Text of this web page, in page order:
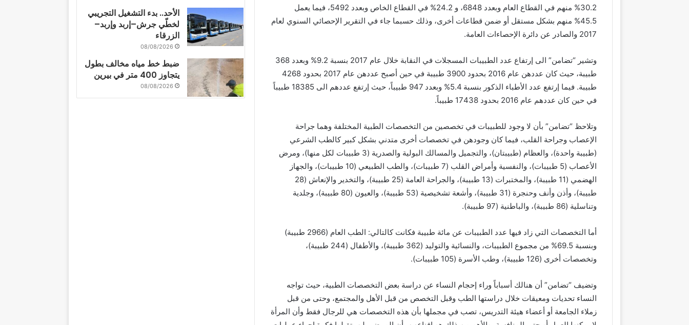
30.2% منهم في القطاع العام وبعدد 6848، و 24.2% في القطاع الخاص وبعدد 5492، فيما يعمل
45.5% منهم بشكل مستقل أو ضمن قطاعات أخرى، وذلك حسبما جاء في التقرير الإحصائي السنوي لعام
2017 والصادر عن دائرة الإحصاءات العامة.
وتشير “تضامن” الى إرتفاع عدد الطبيبات المسجلات في النقابة خلال عام 2017 بنسبة 9.2% وبعدد 368
طبيبة، حيث كان عددهن عام 2016 بحدود 3900 طبيبة في حين أصبح عددهن عام 2017 بحدود 4268
طبيبة. فيما إرتفع عدد الأطباء الذكور بنسبة 5.4% وبعدد 947 طبيباً، حيث إرتفع عددهم الى 18385 طبيباً
في حين كان عددهم عام 2016 بحدود 17438 طبيباً.
وتلاحظ “تضامن” بأن لا وجود للطبيبات في تخصصين من التخصصات الطبية المختلفة وهما جراحة
الإعصاب وجراحة القلب، فيما كان وجودهن في تخصصات أخرى متدني بشكل كبير كالطب الشرعي
(طبيبة واحدة)، والعظام (طبيبتان)، والتجميل والمسالك البولية والصدرية (3 طبيبات لكل منها)، ومرض
الأعصاب (5 طبيبات)، والنفسية وأمراض القلب (7 طبيبات)، والطب الطبيعي (10 طبيبات)، والجهاز
الهضمي (11 طبيبة)، والمختبرات (13 طبيبة)، والجراحة العامة (25 طبيبة)، والتخدير والإنعاش (28
طبيبة)، وأذن وأنف وحنجرة (31 طبيبة)، وأشعة تشخيصية (53 طبيبة)، والعيون (80 طبيبة)، وجلدية
وتناسلية (86 طبيبة)، والباطنية (97 طبيبة).
أما التخصصات التي زاد فيها عدد الطبيبات عن مائة طبيبة فكانت كالتالي: الطب العام (2966 طبيبة)
وبنسبة 69.5% من مجموع الطبيبات، والنسائية والتوليد (362 طبيبة)، والأطفال (244 طبيبة)،
وتخصصات أخرى (126 طبيبة)، وطب الأسرة (105 طبيبات).
وتضيف “تضامن” أن هنالك أسباباً وراء إحجام النساء عن دراسة بعض التخصصات الطبية، حيث تواجه
النساء تحديات ومعيقات خلال دراستها الطب وقبل التخصص من قبل الأهل والمجتمع، وحتى من قبل
زملاء الجامعة أو أعضاء هيئة التدريس، تصب في مجملها بأن هذه التخصصات هي للرجال فقط وأن المرأة
الأحد.. بدء التشغيل التجريبي
لخطّي جرش–إربد وإربد–
الزرقاء
08/08/2026
ضبط خط مياه مخالف بطول
يتجاوز 400 متر في بيرين
08/08/2026